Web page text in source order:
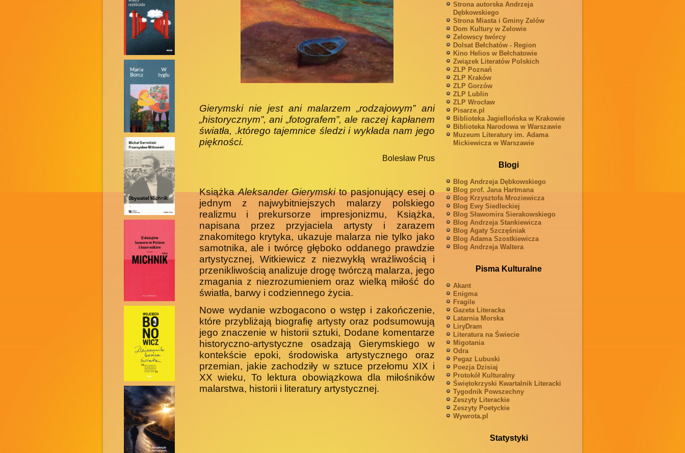
Gierymski nie jest ani malarzem „rodzajowym” ani
„historycznym”, ani „fotografem”, ale raczej kapłanem
światła, .którego tajemnice śledzi i wykłada nam jego
piękności.
Bolesław Prus
KsiążkaAleksander Gierymskito pasjonujący esej o
jednym z najwybitniejszych malarzy polskiego
realizmu i prekursorze impresjonizmu, Książka,
napisana przez przyjaciela artysty i zarazem
znakomitego krytyka, ukazuje malarza nie tylko jako
samotnika, ale i twórcę głęboko oddanego prawdzie
artystycznej, Witkiewicz z niezwykłą wrażliwością i
przenikliwością analizuje drogę twórczą malarza, jego
zmagania z niezrozumieniem oraz wielką miłość do
światła, barwy i codziennego życia.
Nowe wydanie wzbogacono o wstęp i zakończenie,
które przybliżają biografię artysty oraz podsumowują
jego znaczenie w historii sztuki, Dodane komentarze
historyczno-artystyczne osadzają Gierymskiego w
kontekście epoki, środowiska artystycznego oraz
przemian, jakie zachodziły w sztuce przełomu XIX i
XX wieku, To lektura obowiązkowa dla miłośników
malarstwa, historii i literatury artystycznej.
Strona autorska Andrzeja
Dębkowskiego
Strona Miasta i Gminy Zelów
Dom Kultury w Zelowie
Zelowscy twórcy
Dolsat Bełchatów - Region
Kino Helios w Bełchatowie
Związek Literatów Polskich
ZLP Poznań
ZLP Kraków
ZLP Gorzów
ZLP Lublin
ZLP Wrocław
Pisarze.pl
Biblioteka Jagiellońska w Krakowie
Biblioteka Narodowa w Warszawie
Muzeum Literatury im. Adama
Mickiewicza w Warszawie
Blogi
Blog Andrzeja Dębkowskiego
Blog prof. Jana Hartmana
Blog Krzysztofa Mroziewicza
Blog Ewy Siedleckiej
Blog Sławomira Sierakowskiego
Blog Andrzeja Stankiewicza
Blog Agaty Szczęśniak
Blog Adama Szostkiewicza
Blog Andrzeja Waltera
Pisma Kulturalne
Akant
Enigma
Fragile
Gazeta Literacka
Latarnia Morska
LiryDram
Literatura na Świecie
Migotania
Odra
Pegaz Lubuski
Poezja Dzisiaj
Protokół Kulturalny
Świętokrzyski Kwartalnik Literacki
Tygodnik Powszechny
Zeszyty Literackie
Zeszyty Poetyckie
Wywrota.pl
Statystyki